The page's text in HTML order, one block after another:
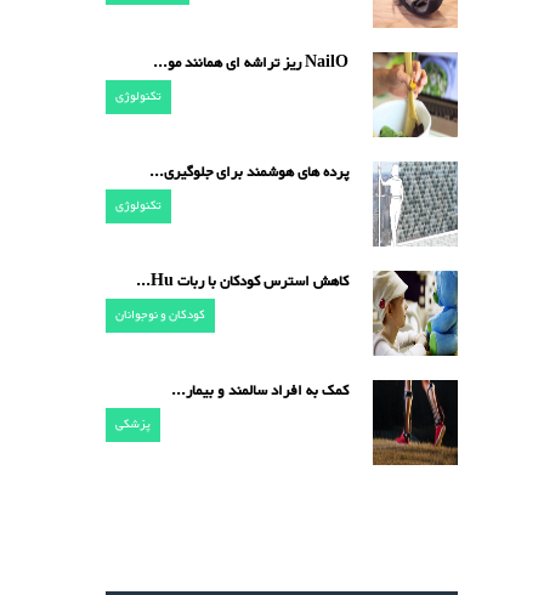
NailO ریز تراشه ای همانند مو...
تکنولوژی
پرده های هوشمند برای جلوگیری...
تکنولوژی
کاهش استرس کودکان با ربات Hu...
کودکان و نوجوانان
کمک به افراد سالمند و بیمار...
پزشکی